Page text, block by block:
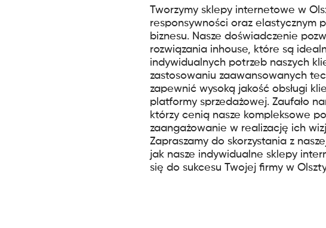
Tworzymy sklepy internetowe w
responsywności oraz elastycznym
biznesu. Nasze doświadczenie
rozwiązania inhouse, które są
indywidualnych potrzeb naszych
zastosowaniu zaawansowanych
zapewnić wysoką jakość obsługi
platformy sprzedażowej. Zaufało
którzy cenią nasze kompleksowe
zaangażowanie w realizację ich
Zapraszamy do skorzystania z
jak nasze indywidualne sklepy
się do sukcesu Twojej firmy w